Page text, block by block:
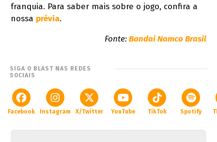
franquia. Para saber mais sobre o jogo, confira a
nossa prévia.
Fonte:Bandai Namco Brasil
SIGA O BLAST NAS REDES
SOCIAIS
Facebook Instagram X/Twitter YouTube TikTok Spotify